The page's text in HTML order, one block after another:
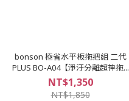
bonson 極省水平板拖把組 二代
PLUS BO-A04【淨汙分離超神拖...
NT$1,350
NT$1,850